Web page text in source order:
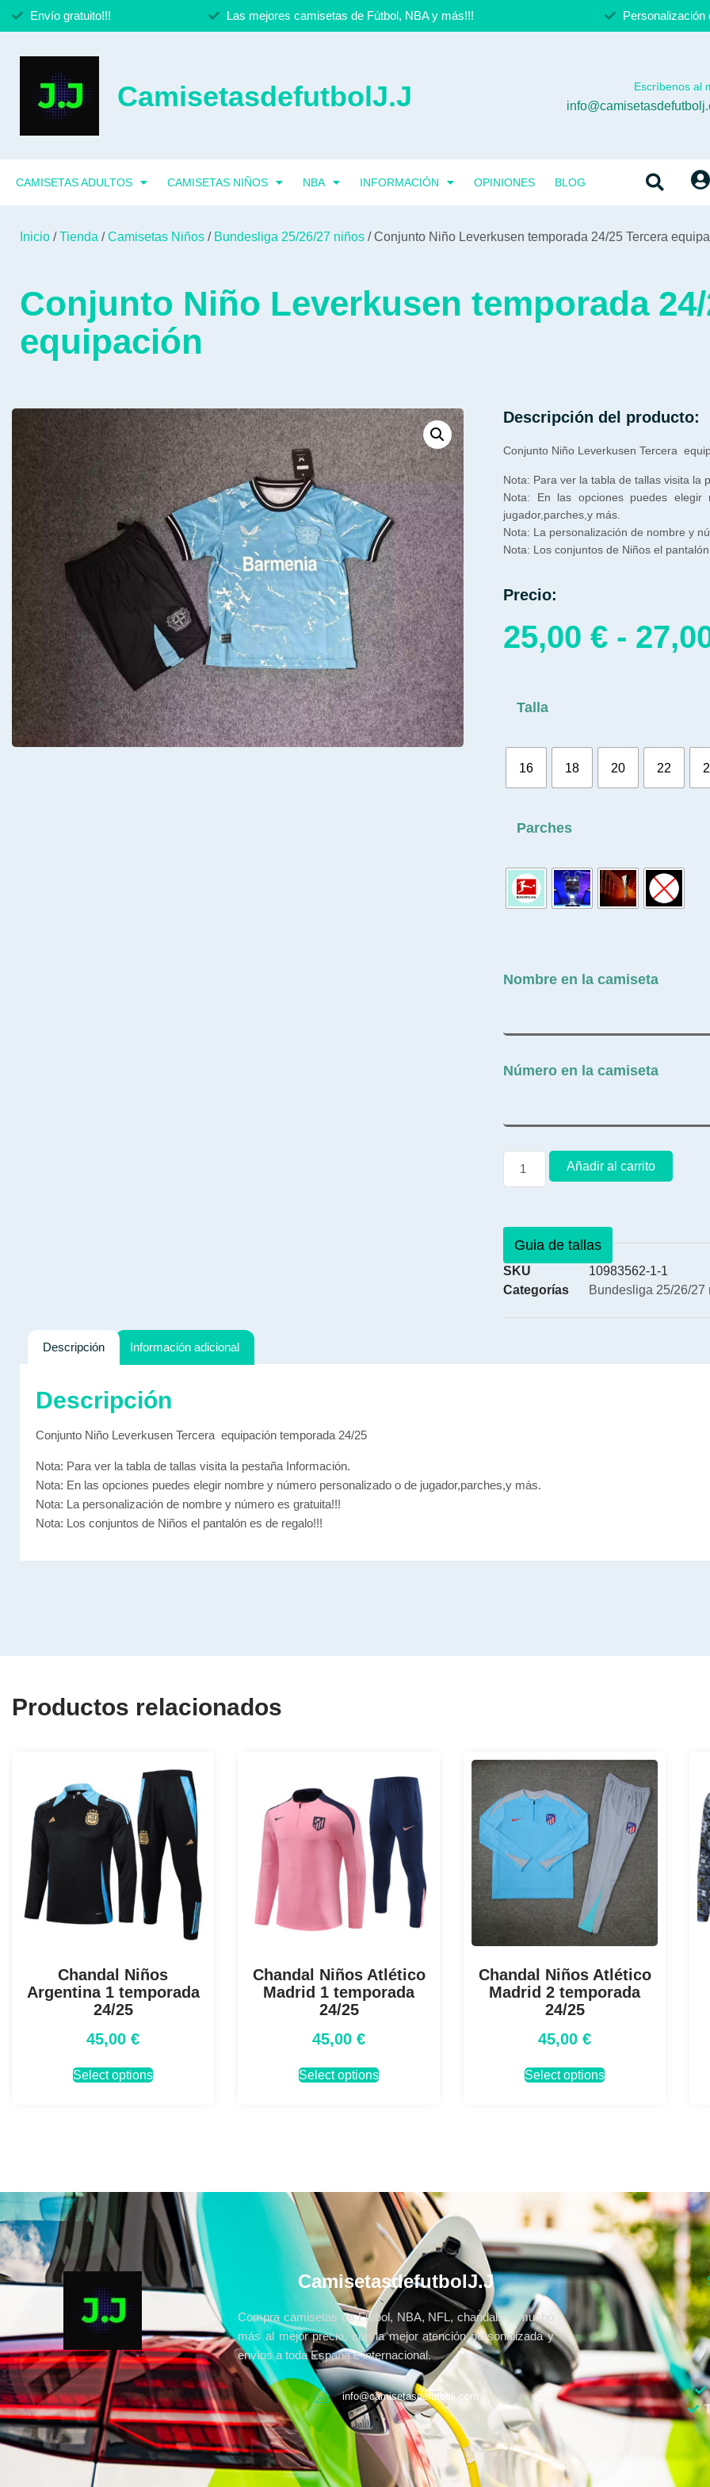
Envío gratuito!!! Las mejores camisetas de Fútbol, NBA y más!!! Personalización
CamisetasdefutbolJ.J Escríbenos al
CAMISETAS ADULTOS CAMISETAS NIÑOS NBA INFORMACIÓN OPINIONES BLOG
Inicio /Tienda /Camisetas Niños / Bundesliga 25/26/27 niños / Conjunto Niño Leverkusen temporada 24/25 Tercera
Conjunto Niño Leverkusen temporada 24/
equipación
Descripción del producto:
Conjunto Niño Leverkusen Tercera
Nota: Para ver la tabla de tallas visita la
Nota: En las opciones puedes
jugador,parches,y más.
Nota: La personalización de nombre y
Nota: Los conjuntos de Niños el
Precio:
25,00 € -
Talla
16 18 20 22
Parches
Nombre en la camiseta
Número en la camiseta
Añadir al carrito
Guia de tallas
SKU
10983562-1-1
Categorías
Bundesliga 25/26/27
Descripción Información adicional
Descripción
Conjunto Niño Leverkusen Tercera equipación temporada 24/25
Nota: Para ver la tabla de tallas visita la pestaña Información.
Nota: En las opciones puedes elegir nombre y número personalizado o de jugador,parches,y más.
Nota: La personalización de nombre y número es gratuita!!!
Nota: Los conjuntos de Niños el pantalón es de regalo!!!
Productos relacionados
Chandal Niños
Argentina 1 temporada
24/25
45,00 €
Select options
Chandal Niños Atlético
Madrid 1 temporada
24/25
45,00 €
Select options
Chandal Niños Atlético
Madrid 2 temporada
24/25
45,00 €
Select options
CamisetasdefutbolJ.J
Compra camisetas de Fútbol, NBA, NFL, chandals y mucho
más al mejor precio, con la mejor atención personalizada y
envíos a toda España e internacional.
info@camisetasdefutbolj.com